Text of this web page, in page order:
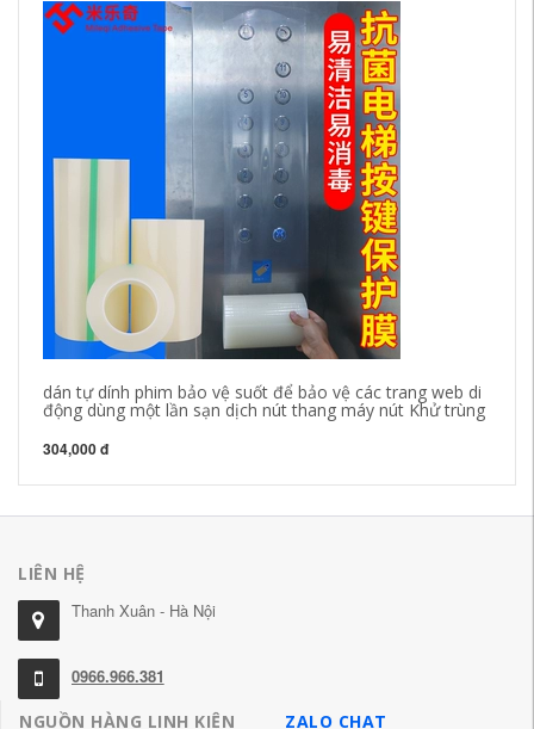
dán tự dính phim bảo vệ suốt để bảo vệ các trang web di
động dùng một lần sạn dịch nút thang máy nút Khử trùng
304,000 đ
LIÊN HỆ
Thanh Xuân - Hà Nội
0966.966.381
NGUỒN HÀNG LINH KIỆN
ZALO CHAT